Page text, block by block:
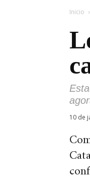
Inicio
10 de